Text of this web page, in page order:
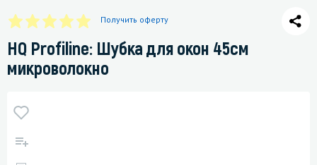
Получить оферту
HQ Profiline: Шубка для окон 45см
микроволокно